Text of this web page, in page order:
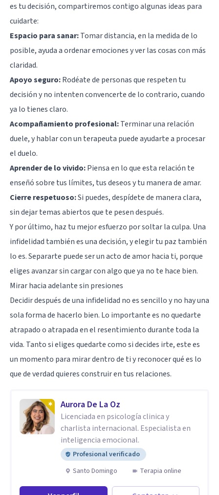
es tu decisión, compartiremos contigo algunas ideas para
cuidarte:
Espacio para sanar:Tomar distancia, en la medida de lo
posible, ayuda a ordenar emociones y ver las cosas con más
claridad.
Apoyo seguro:Rodéate de personas que respeten tu
decisión y no intenten convencerte de lo contrario, cuando
ya lo tienes claro.
Acompañamiento profesional:Terminar una relación
duele, y hablar con un terapeuta puede ayudarte a procesar
el duelo.
Aprender de lo vivido:Piensa en lo que esta relación te
enseñó sobre tus límites, tus deseos y tu manera de amar.
Cierre respetuoso:Si puedes, despídete de manera clara,
sin dejar temas abiertos que te pesen después.
Y por último, haz tu mejor esfuerzo por soltar la culpa. Una
infidelidad también es una decisión, y elegir tu paz también
lo es. Separarte puede ser un acto de amor hacia ti, porque
eliges avanzar sin cargar con algo que ya no te hace bien.
Mirar hacia adelante sin presiones
Decidir después de una infidelidad no es sencillo y no hay una
sola forma de hacerlo bien. Lo importante es no quedarte
atrapado o atrapada en el resentimiento durante toda la
vida. Tanto si eliges quedarte como si decides irte, este es
un momento para mirar dentro de ti y reconocer qué es lo
que de verdad quieres construir en tus relaciones.
Aurora De La Oz
Licenciada en psicología clinica y
charlista internacional. Especialista en
inteligencia emocional.
Profesional verificado
Santo Domingo
Terapia online